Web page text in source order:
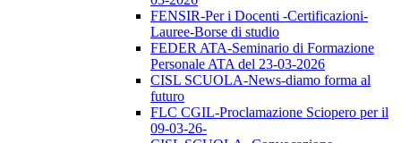
FENSIR-Per i Docenti -Certificazioni-
Lauree-Borse di studio
FEDER ATA-Seminario di Formazione
Personale ATA del 23-03-2026
CISL SCUOLA-News-diamo forma al
futuro
FLC CGIL-Proclamazione Sciopero per il
09-03-26-